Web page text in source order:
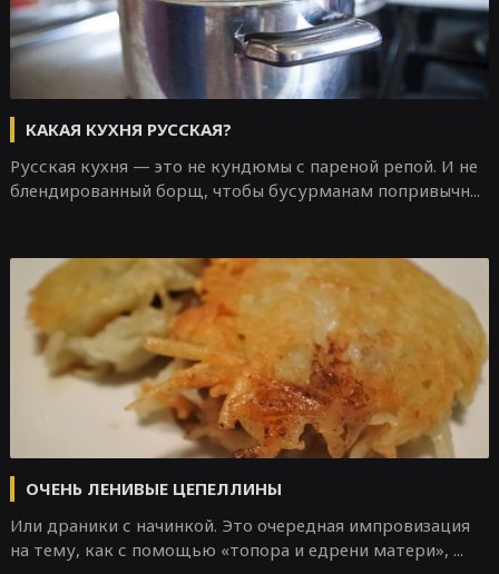
КАКАЯ КУХНЯ РУССКАЯ?
Русская кухня — это не кундюмы с пареной репой. И не
блендированный борщ, чтобы бусурманам попривычн...
ОЧЕНЬ ЛЕНИВЫЕ ЦЕПЕЛЛИНЫ
Или драники с начинкой. Это очередная импровизация
на тему, как с помощью «топора и едрени матери», ...